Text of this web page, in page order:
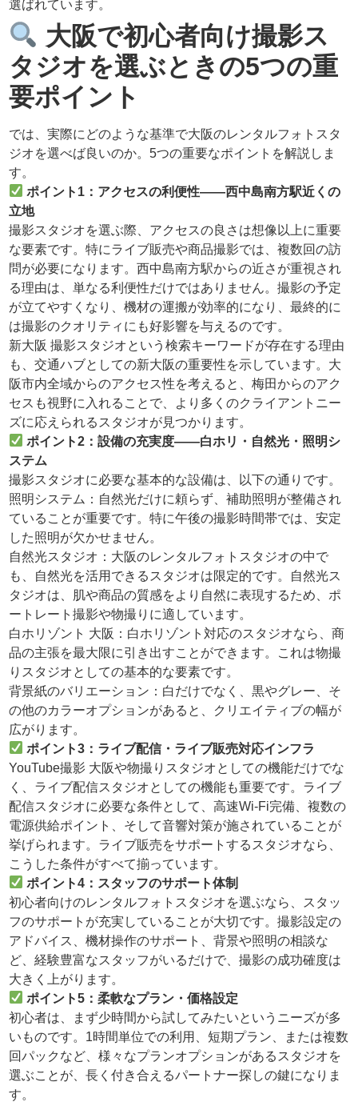
選ばれています。
大阪で初心者向け撮影ス
タジオを選ぶときの5つの重
要ポイント
では、実際にどのような基準で大阪のレンタルフォトスタ
ジオを選べば良いのか。5つの重要なポイントを解説しま
す。
ポイント1：アクセスの利便性——西中島南方駅近くの
立地
撮影スタジオを選ぶ際、アクセスの良さは想像以上に重要
な要素です。特にライブ販売や商品撮影では、複数回の訪
問が必要になります。西中島南方駅からの近さが重視され
る理由は、単なる利便性だけではありません。撮影の予定
が立てやすくなり、機材の運搬が効率的になり、最終的に
は撮影のクオリティにも好影響を与えるのです。
新大阪 撮影スタジオという検索キーワードが存在する理由
も、交通ハブとしての新大阪の重要性を示しています。大
阪市内全域からのアクセス性を考えると、梅田からのアク
セスも視野に入れることで、より多くのクライアントニー
ズに応えられるスタジオが見つかります。
ポイント2：設備の充実度——白ホリ・自然光・照明シ
ステム
撮影スタジオに必要な基本的な設備は、以下の通りです。
照明システム：自然光だけに頼らず、補助照明が整備され
ていることが重要です。特に午後の撮影時間帯では、安定
した照明が欠かせません。
自然光スタジオ：大阪のレンタルフォトスタジオの中で
も、自然光を活用できるスタジオは限定的です。自然光ス
タジオは、肌や商品の質感をより自然に表現するため、ポ
ートレート撮影や物撮りに適しています。
白ホリゾント 大阪：白ホリゾント対応のスタジオなら、商
品の主張を最大限に引き出すことができます。これは物撮
りスタジオとしての基本的な要素です。
背景紙のバリエーション：白だけでなく、黒やグレー、そ
の他のカラーオプションがあると、クリエイティブの幅が
広がります。
ポイント3：ライブ配信・ライブ販売対応インフラ
YouTube撮影 大阪や物撮りスタジオとしての機能だけでな
く、ライブ配信スタジオとしての機能も重要です。ライブ
配信スタジオに必要な条件として、高速Wi-Fi完備、複数の
電源供給ポイント、そして音響対策が施されていることが
挙げられます。ライブ販売をサポートするスタジオなら、
こうした条件がすべて揃っています。
ポイント4：スタッフのサポート体制
初心者向けのレンタルフォトスタジオを選ぶなら、スタッ
フのサポートが充実していることが大切です。撮影設定の
アドバイス、機材操作のサポート、背景や照明の相談な
ど、経験豊富なスタッフがいるだけで、撮影の成功確度は
大きく上がります。
ポイント5：柔軟なプラン・価格設定
初心者は、まず少時間から試してみたいというニーズが多
いものです。1時間単位での利用、短期プラン、または複数
回パックなど、様々なプランオプションがあるスタジオを
選ぶことが、長く付き合えるパートナー探しの鍵になりま
す。